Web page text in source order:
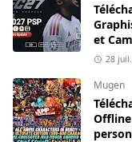
et
28
Mugen